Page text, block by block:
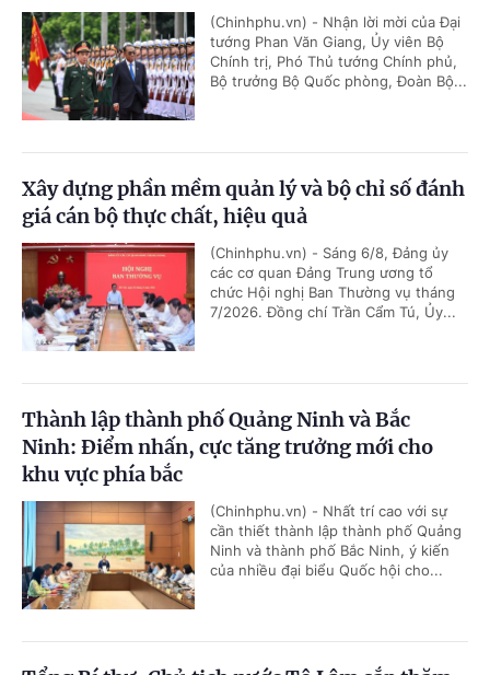
(Chinhphu.vn) - Nhận lời mời của Đại
tướng Phan Văn Giang, Ủy viên Bộ
Chính trị, Phó Thủ tướng Chính phủ,
Bộ trưởng Bộ Quốc phòng, Đoàn Bộ...
Xây dựng phần mềm quản lý và bộ chỉ số đánh
giá cán bộ thực chất, hiệu quả
(Chinhphu.vn) - Sáng 6/8, Đảng ủy
các cơ quan Đảng Trung ương tổ
chức Hội nghị Ban Thường vụ tháng
7/2026. Đồng chí Trần Cẩm Tú, Ủy...
Thành lập thành phố Quảng Ninh và Bắc
Ninh: Điểm nhấn, cực tăng trưởng mới cho
khu vực phía bắc
(Chinhphu.vn) - Nhất trí cao với sự
cần thiết thành lập thành phố Quảng
Ninh và thành phố Bắc Ninh, ý kiến
của nhiều đại biểu Quốc hội cho...